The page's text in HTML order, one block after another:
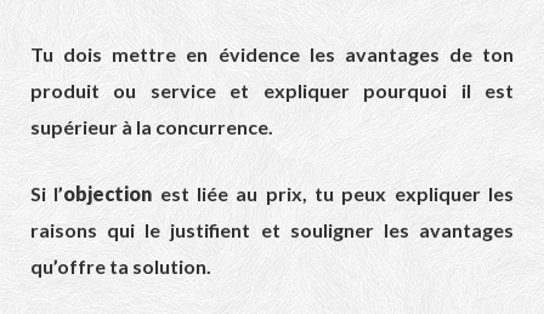
Tu dois mettre en évidence les avantages de ton
produit ou service et expliquer pourquoi il est
supérieur à la concurrence.
Si l’objection est liée au prix, tu peux expliquer les
raisons qui le justifient et souligner les avantages
qu’offre ta solution.